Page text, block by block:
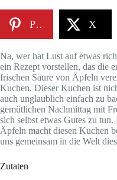
Pinterest X
Na, wer hat Lust auf etwas
ein Rezept vorstellen, das die
frischen Säure von Äpfeln
Kuchen. Dieser Kuchen ist
auch unglaublich einfach zu
gemütlichen Nachmittag mit
sich selbst etwas Gutes zu
Äpfeln macht diesen Kuchen
uns gemeinsam in die Welt
Zutaten